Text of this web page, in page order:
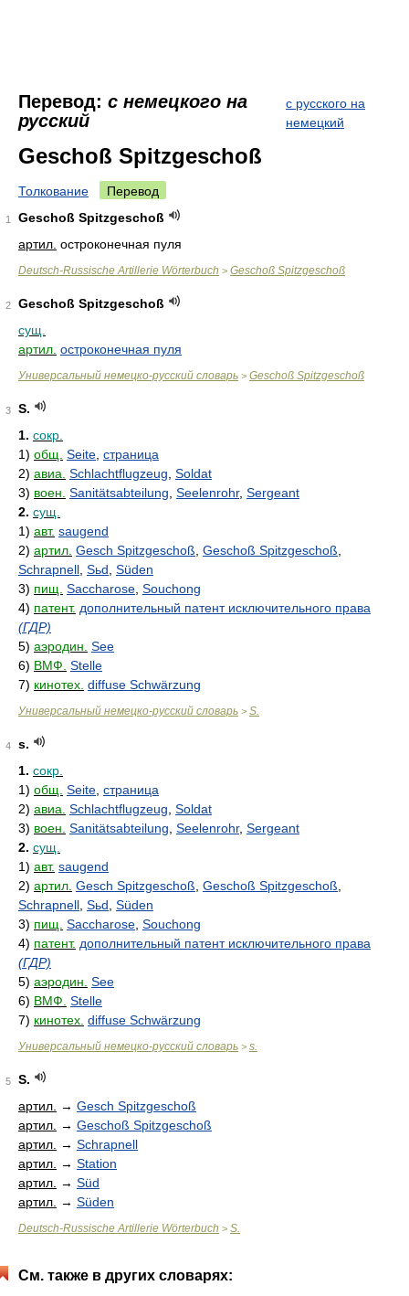
Перевод: с немецкого на
русский
с русского на
немецкий
Geschoß Spitzgeschoß
Толкование Перевод
1
Geschoß Spitzgeschoß
артил. остроконечная пуля
Deutsch-Russische Artillerie Wörterbuch > Geschoß Spitzgeschoß
2
Geschoß Spitzgeschoß
сущ.
артил. остроконечная пуля
Универсальный немецко-русский словарь > Geschoß Spitzgeschoß
3
S.
1. сокр.
1) общ. Seite страница
2) авиа. Schlachtflugzeug Soldat
3) воен. Sanitätsabteilung Seelenrohr, Sergeant
2. сущ.
1) авт. saugend
2) артил. Gesch Spitzgeschoß Geschoß Spitzgeschoß
Schrapnell Sьd Süden
3) пищ. Saccharose Souchong
4) патент. дополнительный патент исключительного права
(ГДР)
5) аэродин. See
6) ВМФ. Stelle
7) кинотех. diffuse Schwärzung
Универсальный немецко-русский словарь > S.
4
s.
1. сокр.
1) общ. Seite страница
2) авиа. Schlachtflugzeug Soldat
3) воен. Sanitätsabteilung Seelenrohr, Sergeant
2. сущ.
1) авт. saugend
2) артил. Gesch Spitzgeschoß Geschoß Spitzgeschoß
Schrapnell Sьd Süden
3) пищ. Saccharose Souchong
4) патент. дополнительный патент исключительного права
(ГДР)
5) аэродин. See
6) ВМФ. Stelle
7) кинотех. diffuse Schwärzung
Универсальный немецко-русский словарь > s.
5
S.
артил.
→ Gesch Spitzgeschoß
артил.
→ Geschoß Spitzgeschoß
артил.
→ Schrapnell
артил.
→ Station
артил.
→ Süd
артил.
→ Süden
Deutsch-Russische Artillerie Wörterbuch > S.
См. также в других словарях: